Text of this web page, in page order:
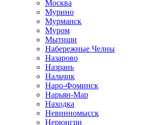
Москва
Мурино
Мурманск
Муром
Мытищи
Набережные Челны
Назарово
Назрань
Нальчик
Наро-Фоминск
Нарьян-Мар
Находка
Невинномысск
Нерюнгри